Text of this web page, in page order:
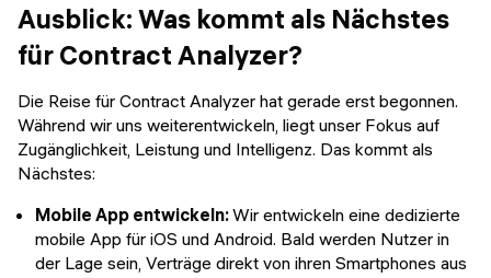
Ausblick: Was kommt als Nächstes
für Contract Analyzer?
Die Reise für Contract Analyzer hat gerade erst begonnen.
Während wir uns weiterentwickeln, liegt unser Fokus auf
Zugänglichkeit, Leistung und Intelligenz. Das kommt als
Nächstes:
Mobile App entwickeln:Wir entwickeln eine dedizierte
mobile App für iOS und Android. Bald werden Nutzer in
der Lage sein, Verträge direkt von ihren Smartphones aus